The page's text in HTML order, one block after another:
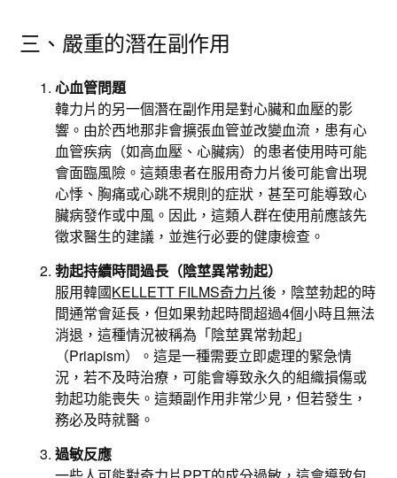
三、嚴重的潛在副作用
心血管問題
韓力片的另一個潛在副作用是對心臟和血壓的影
響。由於西地那非會擴張血管並改變血流，患有心
血管疾病（如高血壓、心臟病）的患者使用時可能
會面臨風險。這類患者在服用奇力片後可能會出現
心悸、胸痛或心跳不規則的症狀，甚至可能導致心
臟病發作或中風。因此，這類人群在使用前應該先
徵求醫生的建議，並進行必要的健康檢查。
勃起持續時間過長（陰莖異常勃起）
服用韓國KELLETT FILMS奇力片後，陰莖勃起的時
間通常會延長，但如果勃起時間超過4個小時且無法
消退，這種情況被稱為「陰莖異常勃起」
（Priapism）。這是一種需要立即處理的緊急情
況，若不及時治療，可能會導致永久的組織損傷或
勃起功能喪失。這類副作用非常少見，但若發生，
務必及時就醫。
過敏反應